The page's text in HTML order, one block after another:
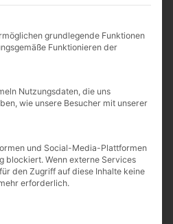
Preis / m² ab 15m²
Gewicht & Maße
cm
Breite
ca.
Service-Gruppen, für die eine
grundlegende Funktionen
Funktionieren der
Nutzungsdaten, die uns
wie unsere Besucher mit unserer
und Social-Media-Plattformen
blockiert. Wenn externe Services
den Zugriff auf diese Inhalte keine
erforderlich.